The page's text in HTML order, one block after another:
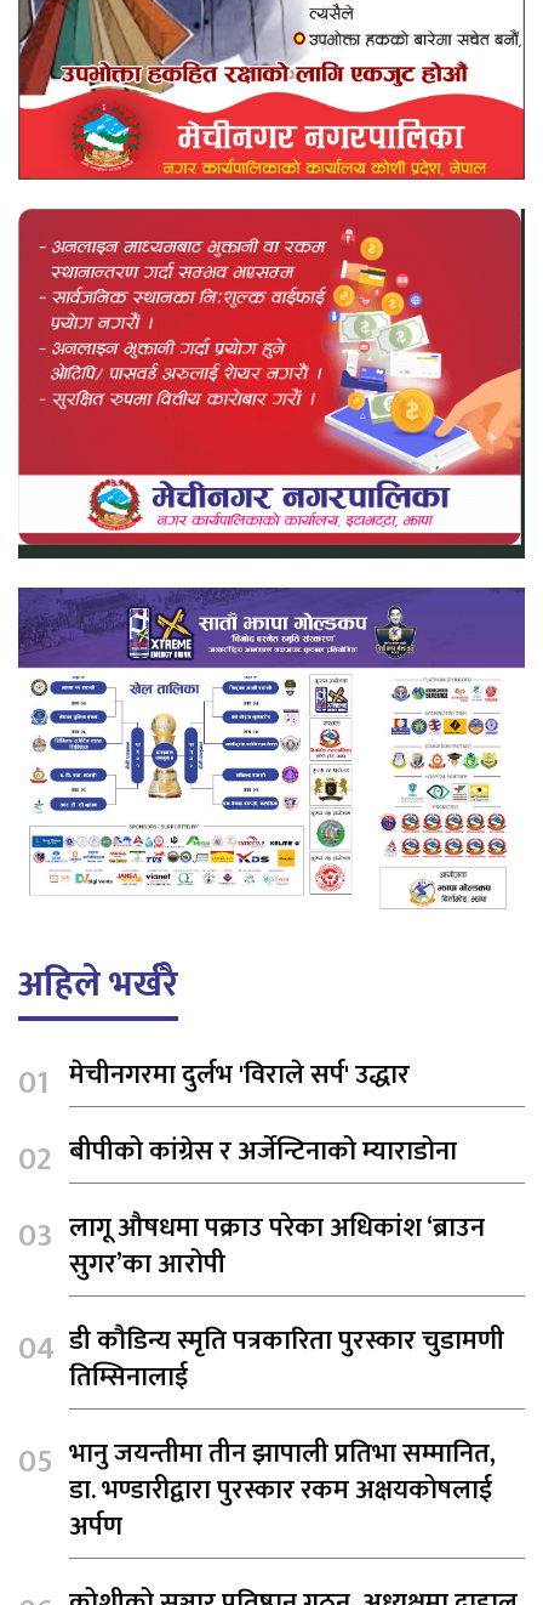
अहिले भर्खरै
मेचीनगरमा दुर्लभ 'विराले सर्प' उद्धार
बीपीको कांग्रेस र अर्जेन्टिनाको म्याराडोना
लागू औषधमा पक्राउ परेका अधिकांश ‘ब्राउन
सुगर’का आरोपी
डी कौडिन्य स्मृति पत्रकारिता पुरस्कार चुडामणी
तिम्सिनालाई
भानु जयन्तीमा तीन झापाली प्रतिभा सम्मानित,
डा. भण्डारीद्वारा पुरस्कार रकम अक्षयकोषलाई
अर्पण